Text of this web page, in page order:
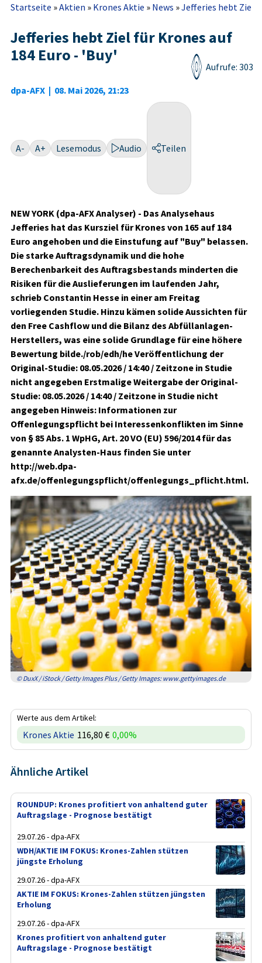
Startseite »Aktien » Krones Aktie » News »Jefferies hebt Ziel
Jefferies hebt Ziel für Krones auf
184 Euro - 'Buy'
dpa-AFX | 08. Mai 2026, 21:23
Aufrufe: 303
A- A+ Lesemodus Audio Teilen
NEW YORK (dpa-AFX Analyser) - Das Analysehaus
Jefferies hat das Kursziel für Krones von 165 auf 184
Euro angehoben und die Einstufung auf "Buy" belassen.
Die starke Auftragsdynamik und die hohe
Berechenbarkeit des Auftragsbestands minderten die
Risiken für die Auslieferungen im laufenden Jahr,
schrieb Constantin Hesse in einer am Freitag
vorliegenden Studie. Hinzu kämen solide Aussichten für
den Free Cashflow und die Bilanz des Abfüllanlagen-
Herstellers, was eine solide Grundlage für eine höhere
Bewertung bilde./rob/edh/he Veröffentlichung der
Original-Studie: 08.05.2026 / 14:40 / Zeitzone in Studie
nicht angegeben Erstmalige Weitergabe der Original-
Studie: 08.05.2026 / 14:40 / Zeitzone in Studie nicht
angegeben Hinweis: Informationen zur
Offenlegungspflicht bei Interessenkonflikten im Sinne
von § 85 Abs. 1 WpHG, Art. 20 VO (EU) 596/2014 für das
genannte Analysten-Haus finden Sie unter
http://web.dpa-
afx.de/offenlegungspflicht/offenlegungs_pflicht.html.
© DuxX / iStock / Getty Images Plus / Getty Images: www.gettyimages.de
Werte aus dem Artikel:
Krones Aktie 116,80 € 0,00%
Ähnliche Artikel
ROUNDUP: Krones profitiert von anhaltend guter
Auftragslage - Prognose bestätigt
29.07.26 - dpa-AFX
WDH/AKTIE IM FOKUS: Krones-Zahlen stützen
jüngste Erholung
29.07.26 - dpa-AFX
AKTIE IM FOKUS: Krones-Zahlen stützen jüngsten
Erholung
29.07.26 - dpa-AFX
Krones profitiert von anhaltend guter
Auftragslage - Prognose bestätigt